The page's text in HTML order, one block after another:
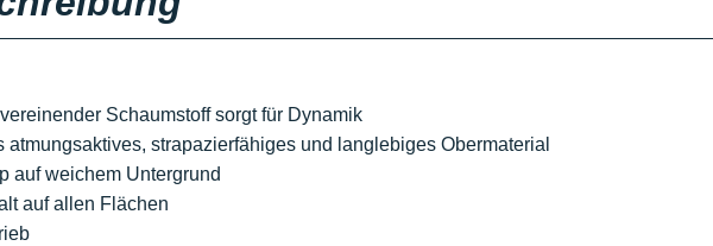
Schaumstoff sorgt für Dynamik
strapazierfähiges und langlebiges Obermaterial
auf weichem Untergrund
auf allen Flächen